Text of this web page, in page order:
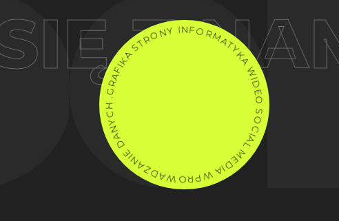
Z
G
R
A
F
IKASTRON Y INFORMATY
K
A
W
I
D
E
O
S
O
C
I
A
L
M
E
D
I
A
W
P
R
O
W
A
D
Z
A
N
I
E
D
A
N
Y
C
H
.